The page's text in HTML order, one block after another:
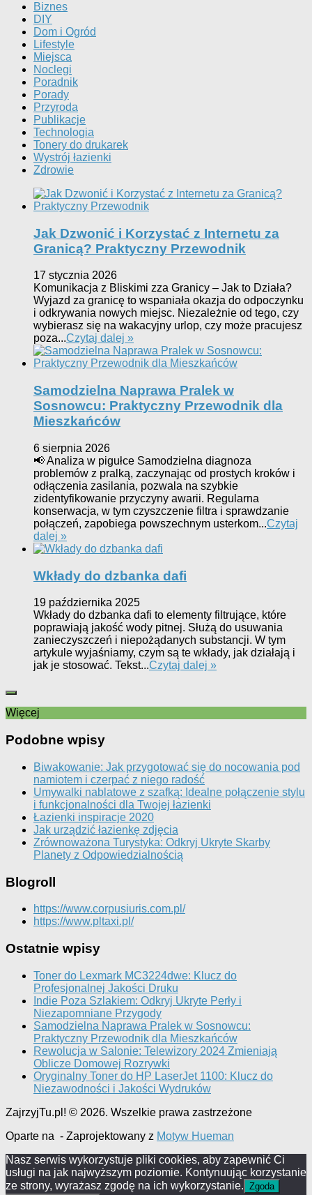
Biznes
DIY
Dom i Ogród
Lifestyle
Miejsca
Noclegi
Poradnik
Porady
Przyroda
Publikacje
Technologia
Tonery do drukarek
Wystrój łazienki
Zdrowie
Jak Dzwonić i Korzystać z Internetu za
Granicą? Praktyczny Przewodnik
17 stycznia 2026
Komunikacja z Bliskimi zza Granicy – Jak to Działa?
Wyjazd za granicę to wspaniała okazja do odpoczynku
i odkrywania nowych miejsc. Niezależnie od tego, czy
wybierasz się na wakacyjny urlop, czy może pracujesz
poza...Czytaj dalej »
Samodzielna Naprawa Pralek w
Sosnowcu: Praktyczny Przewodnik dla
Mieszkańców
6 sierpnia 2026
📢 Analiza w pigułce Samodzielna diagnoza
problemów z pralką, zaczynając od prostych kroków i
odłączenia zasilania, pozwala na szybkie
zidentyfikowanie przyczyny awarii. Regularna
konserwacja, w tym czyszczenie filtra i sprawdzanie
połączeń, zapobiega powszechnym usterkom...Czytaj
dalej »
Wkłady do dzbanka dafi
19 października 2025
Wkłady do dzbanka dafi to elementy filtrujące, które
poprawiają jakość wody pitnej. Służą do usuwania
zanieczyszczeń i niepożądanych substancji. W tym
artykule wyjaśniamy, czym są te wkłady, jak działają i
jak je stosować. Tekst...Czytaj dalej »
Więcej
Podobne wpisy
Biwakowanie: Jak przygotować się do nocowania pod
namiotem i czerpać z niego radość
Umywalki nablatowe z szafką: Idealne połączenie stylu
i funkcjonalności dla Twojej łazienki
Łazienki inspiracje 2020
Jak urządzić łazienkę zdjęcia
Zrównoważona Turystyka: Odkryj Ukryte Skarby
Planety z Odpowiedzialnością
Blogroll
https://www.corpusiuris.com.pl/
https://www.pltaxi.pl/
Ostatnie wpisy
Toner do Lexmark MC3224dwe: Klucz do
Profesjonalnej Jakości Druku
Indie Poza Szlakiem: Odkryj Ukryte Perły i
Niezapomniane Przygody
Samodzielna Naprawa Pralek w Sosnowcu:
Praktyczny Przewodnik dla Mieszkańców
Rewolucja w Salonie: Telewizory 2024 Zmieniają
Oblicze Domowej Rozrywki
Oryginalny Toner do HP LaserJet 1100: Klucz do
Niezawodności i Jakości Wydruków
ZajrzyjTu.pl! © 2026. Wszelkie prawa zastrzeżone
Oparte na - Zaprojektowany z Motyw Hueman
Nasz serwis wykorzystuje pliki cookies, aby zapewnić Ci
usługi na jak najwyższym poziomie. Kontynuując korzystanie
ze strony, wyrażasz zgodę na ich wykorzystanie. Zgoda